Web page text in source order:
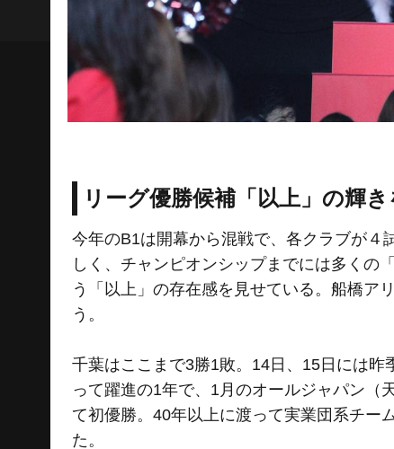
リーグ優勝候補「以上」の輝
今年のB1は開幕から混戦で、各クラブが４
しく、チャンピオンシップまでには多くの
う「以上」の存在感を見せている。船橋ア
う。
千葉はここまで3勝1敗。14日、15日には
って躍進の1年で、1月のオールジャパン（
て初優勝。40年以上に渡って実業団系チー
た。